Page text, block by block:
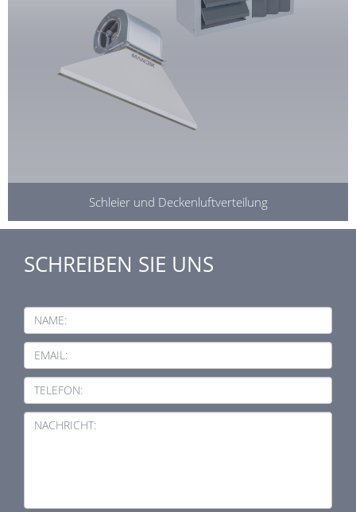
Schleier und Deckenluftverteilung
SCHREIBEN SIE UNS
NAME:
EMAIL:
TELEFON:
NACHRICHT: